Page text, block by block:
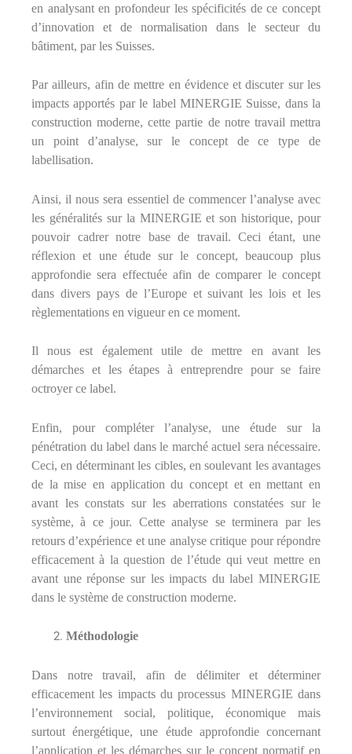
en analysant en profondeur les spécificités de ce concept
d’innovation et de normalisation dans le secteur du
bâtiment, par les Suisses.
Par ailleurs, afin de mettre en évidence et discuter sur les
impacts apportés par le label MINERGIE Suisse, dans la
construction moderne, cette partie de notre travail mettra
un point d’analyse, sur le concept de ce type de
labellisation.
Ainsi, il nous sera essentiel de commencer l’analyse avec
les généralités sur la MINERGIE et son historique, pour
pouvoir cadrer notre base de travail. Ceci étant, une
réflexion et une étude sur le concept, beaucoup plus
approfondie sera effectuée afin de comparer le concept
dans divers pays de l’Europe et suivant les lois et les
règlementations en vigueur en ce moment.
Il nous est également utile de mettre en avant les
démarches et les étapes à entreprendre pour se faire
octroyer ce label.
Enfin, pour compléter l’analyse, une étude sur la
pénétration du label dans le marché actuel sera nécessaire.
Ceci, en déterminant les cibles, en soulevant les avantages
de la mise en application du concept et en mettant en
avant les constats sur les aberrations constatées sur le
système, à ce jour. Cette analyse se terminera par les
retours d’expérience et une analyse critique pour répondre
efficacement à la question de l’étude qui veut mettre en
avant une réponse sur les impacts du label MINERGIE
dans le système de construction moderne.
Méthodologie
Dans notre travail, afin de délimiter et déterminer
efficacement les impacts du processus MINERGIE dans
l’environnement social, politique, économique mais
surtout énergétique, une étude approfondie concernant
l’application et les démarches sur le concept normatif en